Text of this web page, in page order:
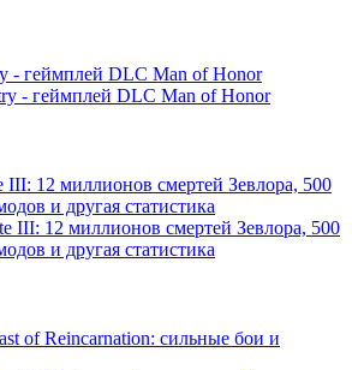
- геймплей DLC Man of Honor
- геймплей DLC Man of Honor
III: 12 миллионов смертей Зевлора, 500
и другая статистика
III: 12 миллионов смертей Зевлора, 500
и другая статистика
of Reincarnation: сильные бои и